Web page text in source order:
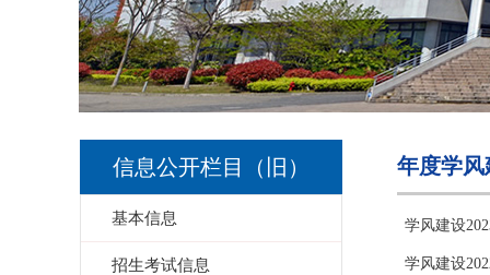
信息公开栏目（旧）
基本信息
招生考试信息
年度学
学风建设
学风建设